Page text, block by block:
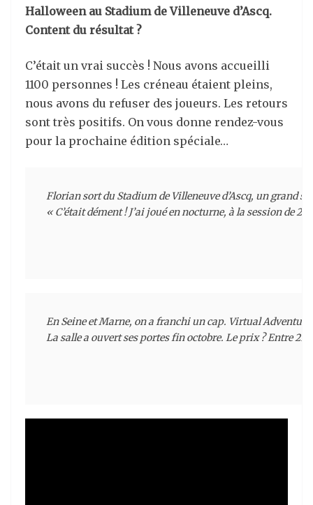
Halloween au Stadium de Villeneuve d’Ascq.
Content du résultat ?
C’était un vrai succès ! Nous avons accueilli
1100 personnes ! Les créneau étaient pleins,
nous avons du refuser des joueurs. Les retours
sont très positifs. On vous donne rendez-vous
pour la prochaine édition spéciale…
Florian sort du Stadium de Villeneuve d’Ascq, un grand
« C’était dément ! J’ai joué en nocturne, à la session de
En Seine et Marne, on a franchi un cap. Virtual
La salle a ouvert ses portes fin octobre. Le prix ? Entre